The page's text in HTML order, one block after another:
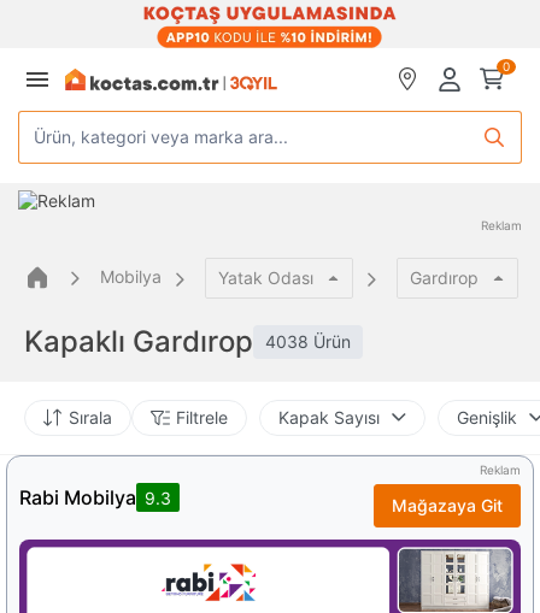
0
Ürün, kategori veya marka ara...
Reklam
Mobilya Yatak Odası Gardırop
Kapaklı Gardırop 4038 Ürün
Sırala Filtrele Kapak Sayısı Genişlik
Rabi Mobilya 9.3
Reklam
Mağazaya Git